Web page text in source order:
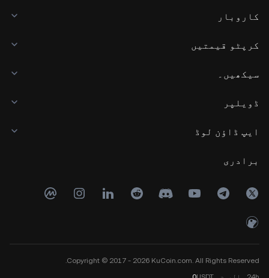
کاروبار
کرپٹو قیمتیں
سیکھیں۔
ڈویلپر
ایپ ڈاؤن لوڈ
برادری
Copyright © 2017 - 2026 KuCoin.com. All Rights Reserved.